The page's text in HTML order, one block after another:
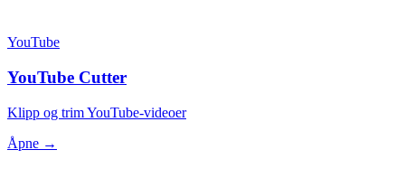
YouTube
YouTube Cutter
Klipp og trim YouTube-videoer
Åpne →